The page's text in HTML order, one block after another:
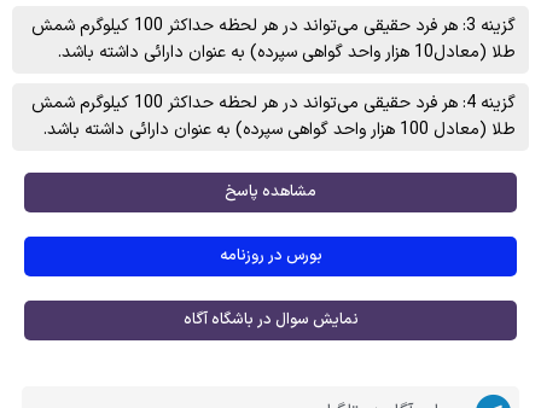
گزینه 3: هر فرد حقیقی می‌تواند در هر لحظه حداکثر 100 کیلوگرم شمش
طلا (معادل10 هزار واحد گواهی سپرده) به عنوان دارائی داشته باشد.
گزینه 4: هر فرد حقیقی می‌تواند در هر لحظه حداکثر 100 کیلوگرم شمش
طلا (معادل 100 هزار واحد گواهی سپرده) به عنوان دارائی داشته باشد.
مشاهده پاسخ
بورس در روزنامه
نمایش سوال در باشگاه آگاه